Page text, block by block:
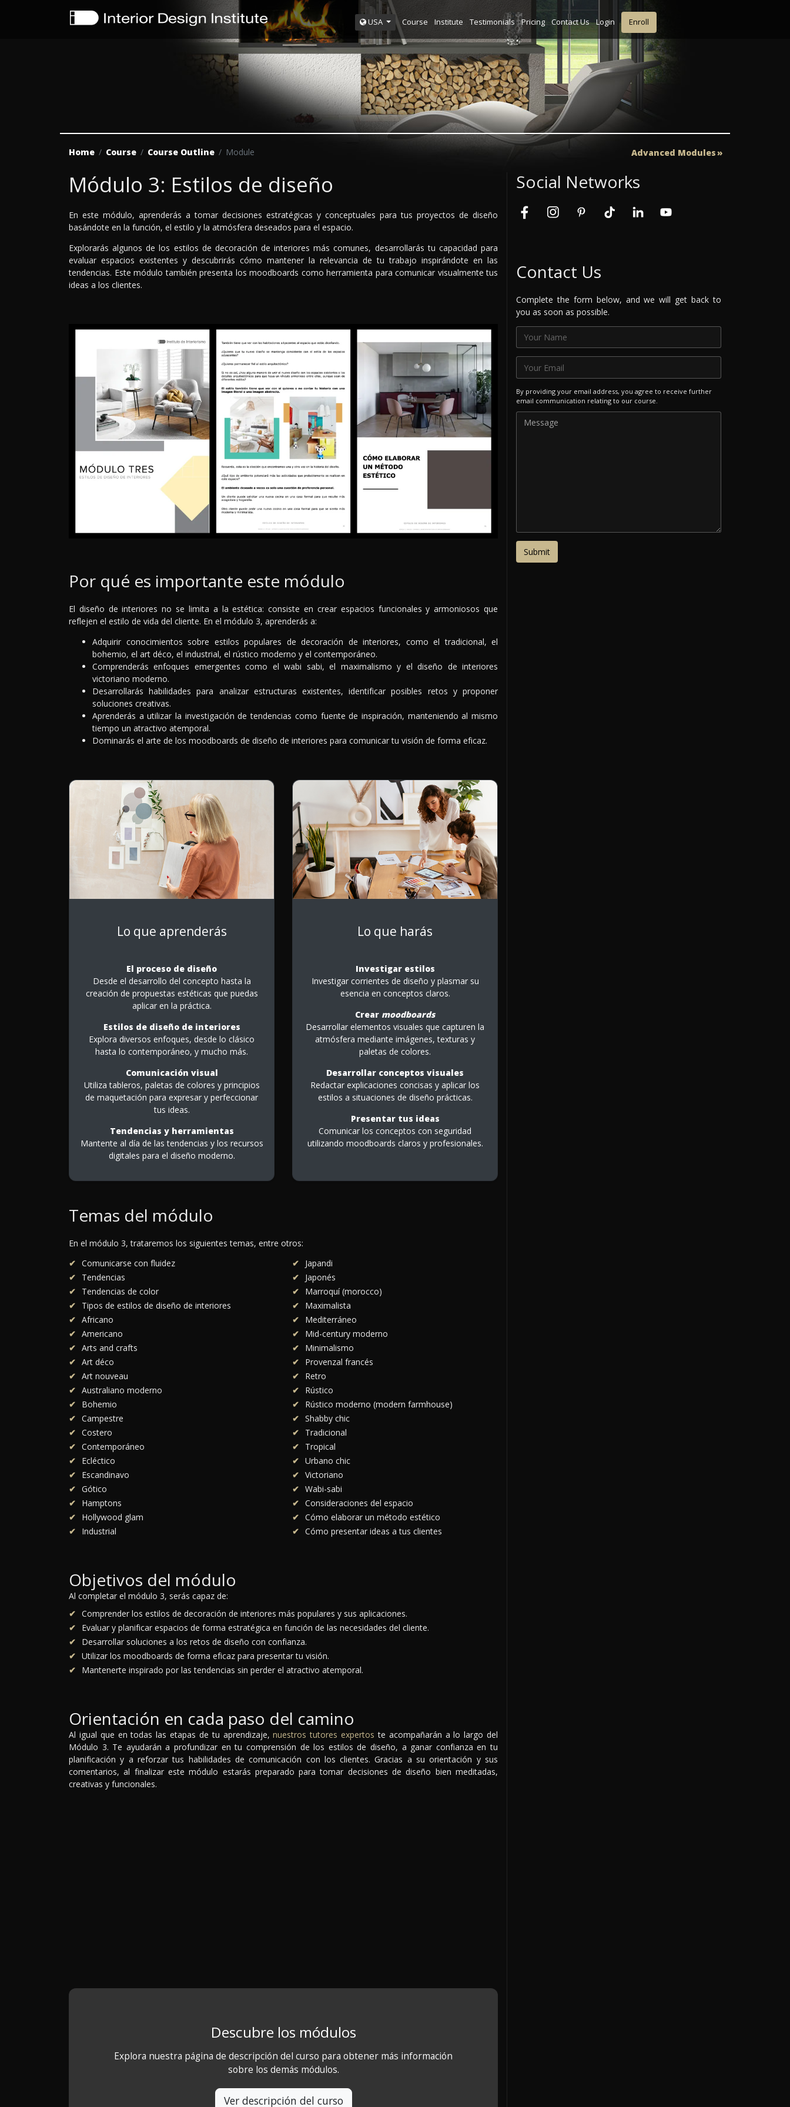
USA Course Institute Testimonials Pricing Contact Us Login Enroll
Home Course Course Outline Module Advanced Modules
Módulo 3: Estilos de diseño
En este módulo, aprenderás a tomar decisiones estratégicas y conceptuales para tus proyectos de diseño
basándote en la función, el estilo y la atmósfera deseados para el espacio.
Explorarás algunos de los estilos de decoración de interiores más comunes, desarrollarás tu capacidad para
evaluar espacios existentes y descubrirás cómo mantener la relevancia de tu trabajo inspirándote en las
tendencias. Este módulo también presenta los moodboards como herramienta para comunicar visualmente tus
ideas a los clientes.
Por qué es importante este módulo
El diseño de interiores no se limita a la estética: consiste en crear espacios funcionales y armoniosos que
reflejen el estilo de vida del cliente. En el módulo 3, aprenderás a:
Adquirir conocimientos sobre estilos populares de decoración de interiores, como el tradicional, el
bohemio, el art déco, el industrial, el rústico moderno y el contemporáneo.
Comprenderás enfoques emergentes como el wabi sabi, el maximalismo y el diseño de interiores
victoriano moderno.
Desarrollarás habilidades para analizar estructuras existentes, identificar posibles retos y proponer
soluciones creativas.
Aprenderás a utilizar la investigación de tendencias como fuente de inspiración, manteniendo al mismo
tiempo un atractivo atemporal.
Dominarás el arte de los moodboards de diseño de interiores para comunicar tu visión de forma eficaz.
Lo que aprenderás
El proceso de diseño
Desde el desarrollo del concepto hasta la
creación de propuestas estéticas que puedas
aplicar en la práctica.
Estilos de diseño de interiores
Explora diversos enfoques, desde lo clásico
hasta lo contemporáneo, y mucho más.
Comunicación visual
Utiliza tableros, paletas de colores y principios
de maquetación para expresar y perfeccionar
tus ideas.
Tendencias y herramientas
Mantente al día de las tendencias y los recursos
digitales para el diseño moderno.
Lo que harás
Investigar estilos
Investigar corrientes de diseño y plasmar su
esencia en conceptos claros.
Crear moodboards
Desarrollar elementos visuales que capturen la
atmósfera mediante imágenes, texturas y
paletas de colores.
Desarrollar conceptos visuales
Redactar explicaciones concisas y aplicar los
estilos a situaciones de diseño prácticas.
Presentar tus ideas
Comunicar los conceptos con seguridad
utilizando moodboards claros y profesionales.
Temas del módulo
En el módulo 3, trataremos los siguientes temas, entre otros:
Comunicarse con fluidez
Tendencias
Tendencias de color
Tipos de estilos de diseño de interiores
Africano
Americano
Arts and crafts
Art déco
Art nouveau
Australiano moderno
Bohemio
Campestre
Costero
Contemporáneo
Ecléctico
Escandinavo
Gótico
Hamptons
Hollywood glam
Industrial
Japandi
Japonés
Marroquí (morocco)
Maximalista
Mediterráneo
Mid-century moderno
Minimalismo
Provenzal francés
Retro
Rústico
Rústico moderno (modern farmhouse)
Shabby chic
Tradicional
Tropical
Urbano chic
Victoriano
Wabi-sabi
Consideraciones del espacio
Cómo elaborar un método estético
Cómo presentar ideas a tus clientes
Objetivos del módulo
Al completar el módulo 3, serás capaz de:
Comprender los estilos de decoración de interiores más populares y sus aplicaciones.
Evaluar y planificar espacios de forma estratégica en función de las necesidades del cliente.
Desarrollar soluciones a los retos de diseño con confianza.
Utilizar los moodboards de forma eficaz para presentar tu visión.
Mantenerte inspirado por las tendencias sin perder el atractivo atemporal.
Orientación en cada paso del camino
Al igual que en todas las etapas de tu aprendizaje,nuestros tutores expertos te acompañarán a lo largo del
Módulo 3. Te ayudarán a profundizar en tu comprensión de los estilos de diseño, a ganar confianza en tu
planificación y a reforzar tus habilidades de comunicación con los clientes. Gracias a su orientación y sus
comentarios, al finalizar este módulo estarás preparado para tomar decisiones de diseño bien meditadas,
creativas y funcionales.
Descubre los módulos
Explora nuestra página de descripción del curso para obtener más información
sobre los demás módulos.
Ver descripción del curso
Social Networks
Contact Us
Complete the form below, and we will get back to
you as soon as possible.
By providing your email address, you agree to receive further
email communication relating to our course.